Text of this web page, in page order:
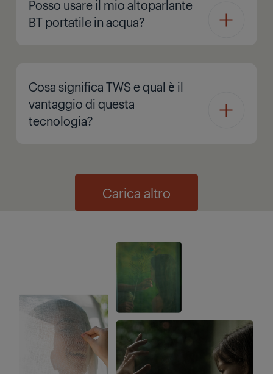
Posso usare il mio altoparlante
BT portatile in acqua?
Cosa significa TWS e qual è il
vantaggio di questa
tecnologia?
Carica altro